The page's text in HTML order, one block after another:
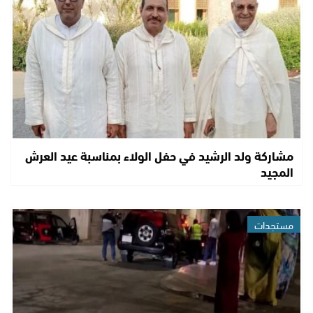
مشاركة ولد الرشيد في حفل الولاء بمناسبة عيد العرش
المجيد
مستجدات